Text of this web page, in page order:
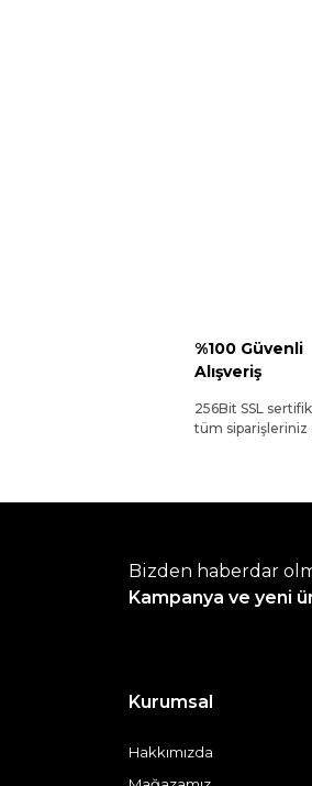
%100 Güvenli
Alışveriş
256Bit SSL
tüm siparişleriniz
Bizden haberdar
Kampanya ve yeni
Kurumsal
Hakkımızda